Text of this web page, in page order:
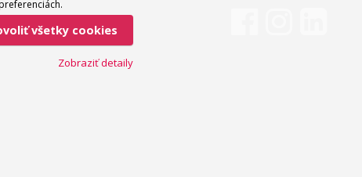
všetky cookies
Zobraziť detaily